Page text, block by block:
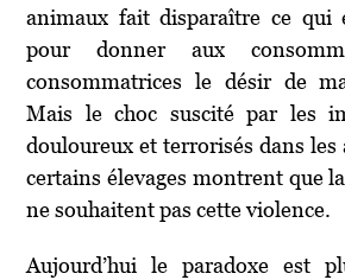
animaux fait disparaître ce qui
pour donner aux
consommatrices le désir de
Mais le choc suscité par les
douloureux et terrorisés dans les
certains élevages montrent que
ne souhaitent pas cette violence.
Aujourd’hui le paradoxe est